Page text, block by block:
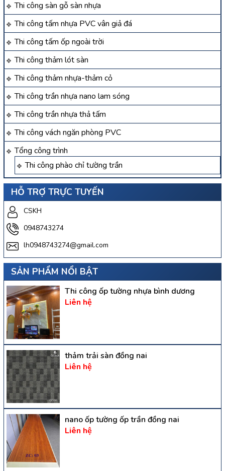
Thi công sàn gỗ sàn nhựa
Thi công tấm nhựa PVC vân giả đá
Thi công tấm ốp ngoài trời
Thi công thảm lót sàn
Thi công thảm nhựa-thảm cỏ
Thi công trần nhựa nano lam sóng
Thi công trần nhựa thả tấm
Thi công vách ngăn phòng PVC
Tổng công trình
Thi công phào chỉ tường trần
HỖ TRỢ TRỰC TUYẾN
CSKH
0948743274
lh0948743274@gmail.com
SẢN PHẨM NỔI BẬT
Thi công ốp tường nhựa bình dương
Liên hệ
thảm trải sàn đồng nai
Liên hệ
nano ốp tường ốp trần đồng nai
Liên hệ